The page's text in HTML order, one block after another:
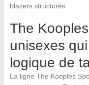
blazers structurés.
The
unisexes
logique de
La ligne The Kooples